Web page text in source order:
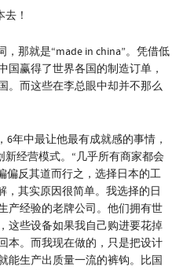
！
那就是“made in china”。凭借低
国赢得了世界各国的制造订单，
。而这些在李总眼中却并不那么
年中最让他最有成就感的事情，
新经营模式。“几乎所有商家都会
偏反其道而行之，选择日本的工
，其实原因很简单。我选择的日
产经验的老牌公司。他们拥有世
这些设备如果我自己购进要花掉
本。而我现在做的，只是把设计
能生产出质量一流的裤钩。比国